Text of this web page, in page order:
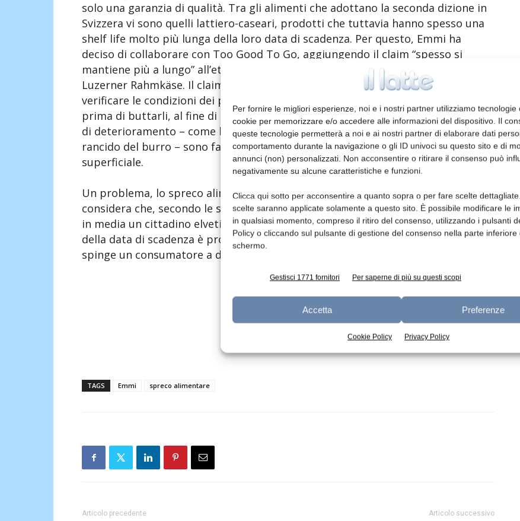
Per fornire le migliori esperienze, noi e i nostri partner utilizziamo tecnologie
cookie per memorizzare e/o accedere alle informazioni del dispositivo. Il
queste tecnologie permetterà a noi e ai nostri partner di elaborare dati
comportamento durante la navigazione o gli ID univoci su questo sito e di
annunci (non) personalizzati. Non acconsentire o ritirare il consenso può
negativamente su alcune caratteristiche e funzioni.
Clicca qui sotto per acconsentire a quanto sopra o per fare scelte
scelte saranno applicate solamente a questo sito. È possibile modificare le
in qualsiasi momento, compreso il ritiro del consenso, utilizzando i pulsanti
Policy o cliccando sul pulsante di gestione del consenso nella parte inferiore
schermo.
Gestisci 1771 fornitori Per saperne di più su questi scopi
Accetta Preferenze
Cookie Policy Privacy Policy
solo una garanzia di qualità. Tra gli alimenti che adottano la seconda dizione in
Svizzera vi sono quelli lattiero-caseari, prodotti che tuttavia hanno spesso una
shelf life molto più lunga della loro data di scadenza. Per questo, Emmi ha
deciso di collaborare con Too Good To Go, aggiungendo il claim “spesso si
mantiene più a lungo” all’etichettatura di taluni suoi prodotti, fra cui il popolare
Luzerner Rahmkäse. Il claim ha lo scopo di incoraggiare i consumatori a
verificare le condizioni dei prodotti scaduti, valutandone “aspetto, odore, gusto”
prima di buttarli, al fine di prevenire lo spreco alimentare. Infatti, i tipici indizi
di deterioramento – come la presenza di muffa in uno yogurt oppure il gusto
rancido del burro – sono facilmente riconoscibili con un’analisi molto
superficiale.
Un problema, lo spreco alimentare, che interessa anche la Svizzera se si
considera che, secondo le statistiche dell’Ufficio federale dell’ambiente (UFAM),
in media un cittadino elvetico getta 330 kg di cibo ogni anno. E il superamento
della data di scadenza è proprio una delle motivazioni più significative che
spinge un consumatore a disfarsi del cibo.
TAGS Emmi spreco alimentare
Articolo precedente Articolo successivo